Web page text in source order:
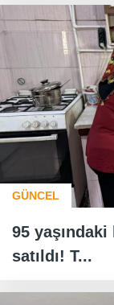
GÜNCEL
95 yaşındaki
satıldı! T...